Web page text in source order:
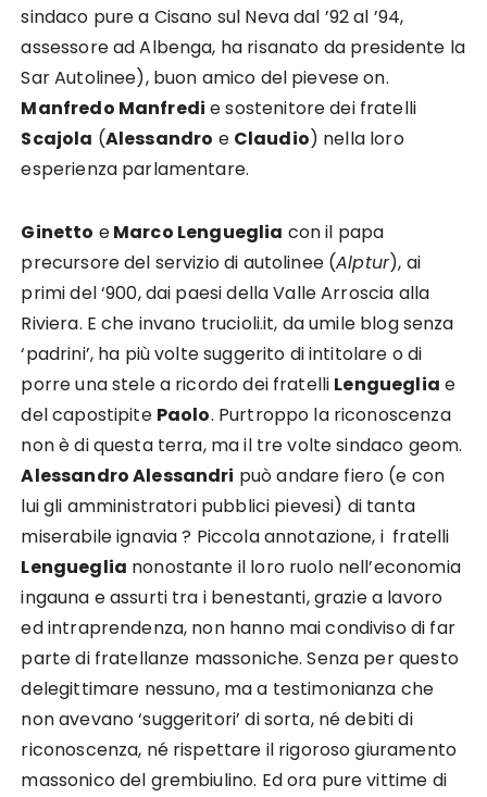
sindaco pure a Cisano sul Neva dal ’92 al ’94,
assessore ad Albenga, ha risanato da presidente la
Sar Autolinee), buon amico del pievese on.
Manfredo Manfredi e sostenitore dei fratelli
Scajola (Alessandro e Claudio) nella loro
esperienza parlamentare.
Ginetto eMarco Lengueglia con il papa
precursore del servizio di autolinee (Alptur), ai
primi del ‘900, dai paesi della Valle Arroscia alla
Riviera. E che invano trucioli.it, da umile blog senza
‘padrini’, ha più volte suggerito di intitolare o di
porre una stele a ricordo dei fratelli Lengueglia e
del capostipite Paolo. Purtroppo la riconoscenza
non è di questa terra, ma il tre volte sindaco geom.
Alessandro Alessandri può andare fiero (e con
lui gli amministratori pubblici pievesi) di tanta
miserabile ignavia ? Piccola annotazione, i fratelli
Lengueglia nonostante il loro ruolo nell’economia
ingauna e assurti tra i benestanti, grazie a lavoro
ed intraprendenza, non hanno mai condiviso di far
parte di fratellanze massoniche. Senza per questo
delegittimare nessuno, ma a testimonianza che
non avevano ‘suggeritori’ di sorta, né debiti di
riconoscenza, né rispettare il rigoroso giuramento
massonico del grembiulino. Ed ora pure vittime di